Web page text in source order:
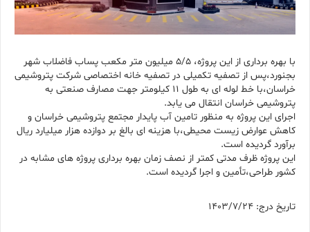
با بهره برداری از این پروژه، ۵/۵ میلیون متر مکعب پساب فاضلاب شهر
بجنورد،پس از تصفیه تکمیلی در تصفیه خانه اختصاصی شرکت پتروشیمی
خراسان،با خط لوله ای به طول ۱۱ کیلومتر جهت مصارف صنعتی به
پتروشیمی خراسان انتقال می یابد.
اجرای این پروژه به منظور تامین آب پایدار مجتمع پتروشیمی خراسان و
کاهش عوارض زیست محیطی،با هزینه ای بالغ بر دوازده هزار میلیارد ریال
برآورد گردیده است.
این پروژه ظرف مدتی کمتر از نصف زمان بهره برداری پروژه های مشابه در
کشور طراحی،تأمین و اجرا گردیده است.
تاریخ درج: 1403/7/24